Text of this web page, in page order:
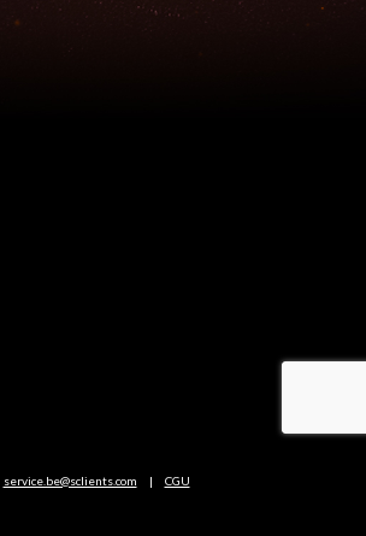
service.be@sclients.com | CGU